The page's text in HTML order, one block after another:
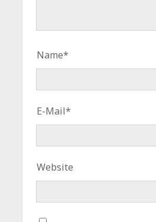
Name*
E-Mail*
Website